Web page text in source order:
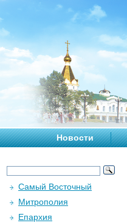
Новости
Самый Восточный
Митрополия
Епархия